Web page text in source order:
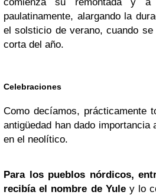
paulatinamente, alargando la
el solsticio de verano, cuando
corta del año.
Celebraciones
Como decíamos, prácticamente
antigüedad han dado
en el neolítico.
Para los pueblos nórdicos,
recibía el nombre de Yuley lo